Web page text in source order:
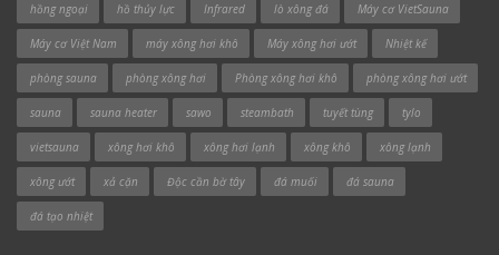
hồng ngoại hồ thủy lực Infrared lò xông đá Máy cơ VietSauna
Máy cơ Việt Nam máy xông hơi khô Máy xông hơi ướt Nhiệt kế
phòng sauna phòng xông hơi Phòng xông hơi khô phòng xông hơi ướt
sauna sauna heater sawo steambath tuyết tùng tylo
vietsauna xông hơi khô xông hơi lạnh xông khô xông lạnh
xông ướt xả cặn Độc cần bờ tây đá muối đá sauna
đá tạo nhiệt